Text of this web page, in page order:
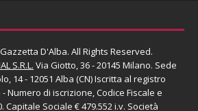
D'Alba. All Rights Reserved.
S.R.L. Via Giotto, 36 - 20145 Milano. Sede
14 - 12051 Alba (CN) Iscritta al registro
Numero di iscrizione, Codice Fiscale e
Capitale Sociale € 479.552 i.v. Società